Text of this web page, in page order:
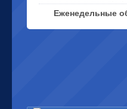
Еженедельные